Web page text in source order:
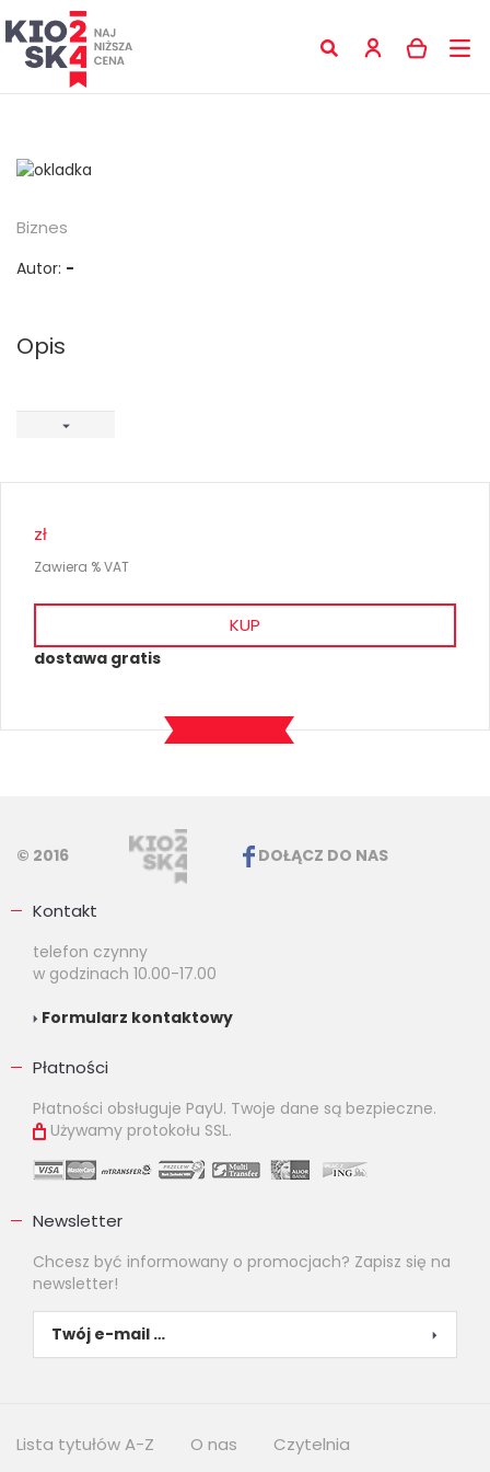
Biznes
Autor: -
Opis
zł
Zawiera % VAT
KUP
dostawa gratis
© 2016 DOŁĄCZ DO NAS
Kontakt
telefon czynny
w godzinach 10.00-17.00
Formularz kontaktowy
Płatności
Płatności obsługuje PayU. Twoje dane są bezpieczne.
Używamy protokołu SSL.
Newsletter
Chcesz być informowany o promocjach? Zapisz się na
newsletter!
Lista tytułów A-Z O nas Czytelnia